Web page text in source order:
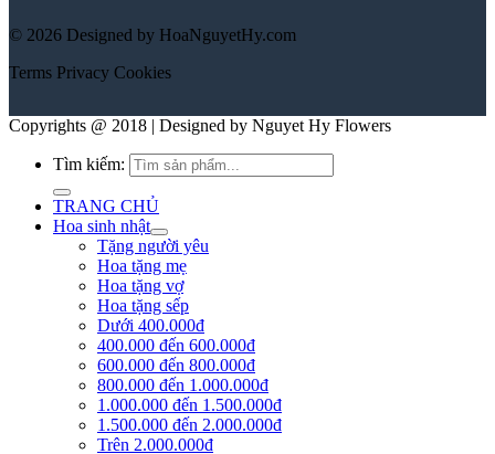
© 2026 Designed by HoaNguyetHy.com
Terms Privacy Cookies
Copyrights @ 2018 | Designed by Nguyet Hy Flowers
Tìm kiếm:
TRANG CHỦ
Hoa sinh nhật
Tặng người yêu
Hoa tặng mẹ
Hoa tặng vợ
Hoa tặng sếp
Dưới 400.000đ
400.000 đến 600.000đ
600.000 đến 800.000đ
800.000 đến 1.000.000đ
1.000.000 đến 1.500.000đ
1.500.000 đến 2.000.000đ
Trên 2.000.000đ